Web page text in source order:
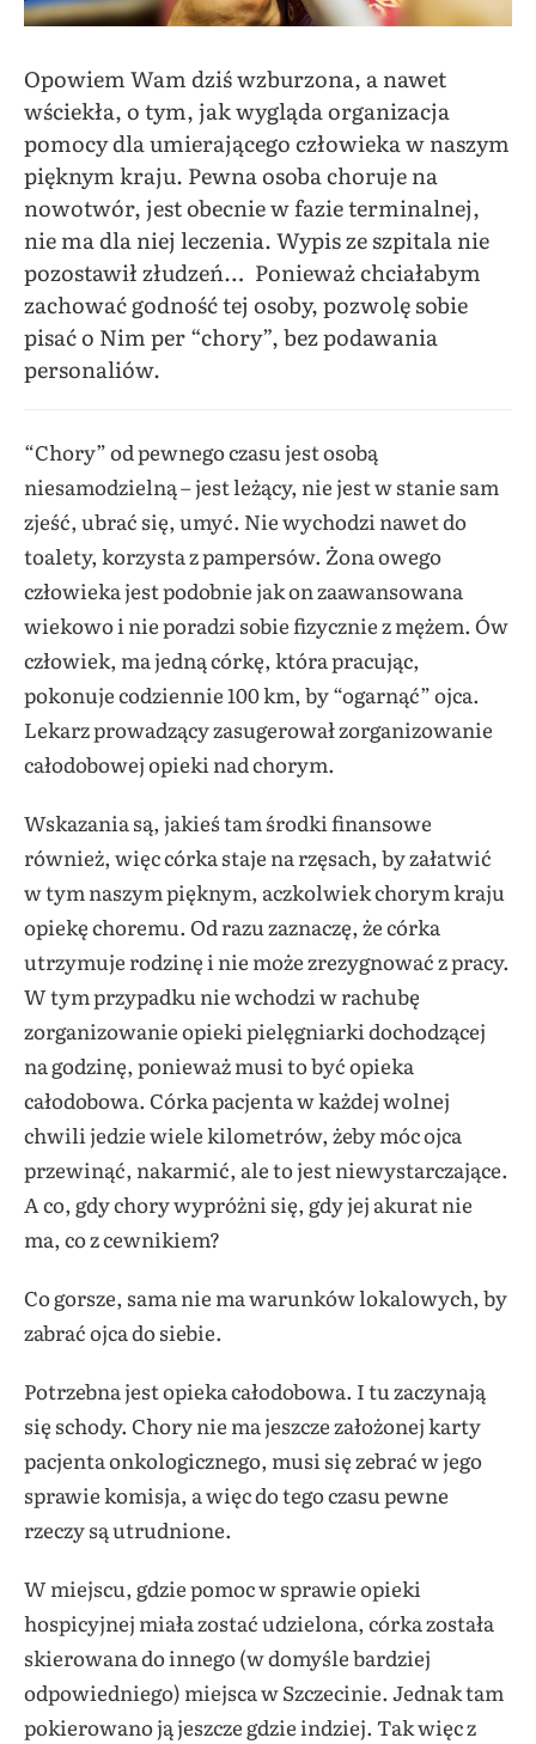
Opowiem Wam dziś wzburzona, a nawet
wściekła, o tym, jak wygląda organizacja
pomocy dla umierającego człowieka w naszym
pięknym kraju. Pewna osoba choruje na
nowotwór, jest obecnie w fazie terminalnej,
nie ma dla niej leczenia. Wypis ze szpitala nie
pozostawił złudzeń… Ponieważ chciałabym
zachować godność tej osoby, pozwolę sobie
pisać o Nim per “chory”, bez podawania
personaliów.
“Chory” od pewnego czasu jest osobą
niesamodzielną – jest leżący, nie jest w stanie sam
zjeść, ubrać się, umyć. Nie wychodzi nawet do
toalety, korzysta z pampersów. Żona owego
człowieka jest podobnie jak on zaawansowana
wiekowo i nie poradzi sobie fizycznie z mężem. Ów
człowiek, ma jedną córkę, która pracując,
pokonuje codziennie 100 km, by “ogarnąć” ojca.
Lekarz prowadzący zasugerował zorganizowanie
całodobowej opieki nad chorym.
Wskazania są, jakieś tam środki finansowe
również, więc córka staje na rzęsach, by załatwić
w tym naszym pięknym, aczkolwiek chorym kraju
opiekę choremu. Od razu zaznaczę, że córka
utrzymuje rodzinę i nie może zrezygnować z pracy.
W tym przypadku nie wchodzi w rachubę
zorganizowanie opieki pielęgniarki dochodzącej
na godzinę, ponieważ musi to być opieka
całodobowa. Córka pacjenta w każdej wolnej
chwili jedzie wiele kilometrów, żeby móc ojca
przewinąć, nakarmić, ale to jest niewystarczające.
A co, gdy chory wypróżni się, gdy jej akurat nie
ma, co z cewnikiem?
Co gorsze, sama nie ma warunków lokalowych, by
zabrać ojca do siebie.
Potrzebna jest opieka całodobowa. I tu zaczynają
się schody. Chory nie ma jeszcze założonej karty
pacjenta onkologicznego, musi się zebrać w jego
sprawie komisja, a więc do tego czasu pewne
rzeczy są utrudnione.
W miejscu, gdzie pomoc w sprawie opieki
hospicyjnej miała zostać udzielona, córka została
skierowana do innego (w domyśle bardziej
odpowiedniego) miejsca w Szczecinie. Jednak tam
pokierowano ją jeszcze gdzie indziej. Tak więc z